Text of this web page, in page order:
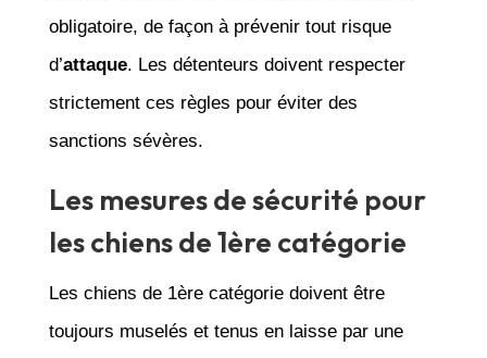
obligatoire, de façon à prévenir tout risque
d’attaque. Les détenteurs doivent respecter
strictement ces règles pour éviter des
sanctions sévères.
Les mesures de sécurité pour
les chiens de 1ère catégorie
Les chiens de 1ère catégorie doivent être
toujours muselés et tenus en laisse par une